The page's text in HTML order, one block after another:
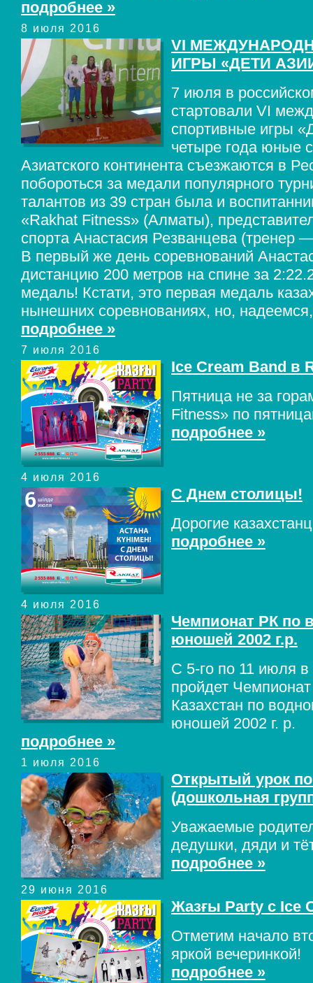
подробнее »
8 июля 2016
VI
ИГРЫ «ДЕТИ
7 июля в
стартовали VI
спортивные игры
четыре года юные
Азиатского континента съезжаются в
побороться за медали популярного
талантов из 39 стран была и
«Rakhat Fitness» (Алматы),
спорта Анастасия Резванцева (тренер
В первый же день соревнований
дистанцию 200 метров на спине за
медаль! Кстати, это первая медаль
нынешних соревнованиях, но,
подробнее »
7 июля 2016
Ice Cream Band в
Пятница не за
Fitness» по
подробнее »
4 июля 2016
С Днем столицы!
Дорогие
подробнее »
4 июля 2016
Чемпионат РК по
юношей 2002 г.р.
С 5-го по 11 июля
пройдет
Казахстан по
юношей 2002 г. р.
подробнее »
1 июля 2016
Открытый урок
(дошкольная
Уважаемые
дедушки, дяди и
подробнее »
29 июня 2016
Жазғы Party с Ice
Отметим начало
яркой вечеринкой!
подробнее »